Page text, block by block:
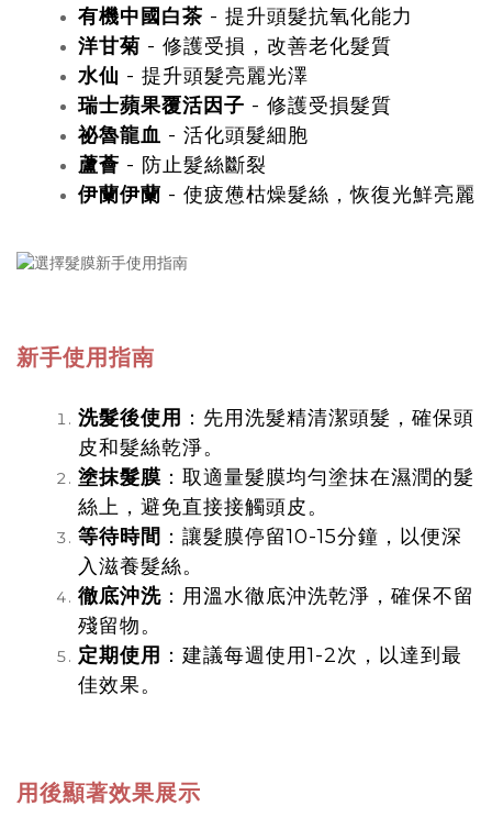
有機中國白茶 - 提升頭髮抗氧化能力
洋甘菊 - 修護受損，改善老化髮質
水仙 - 提升頭髮亮麗光澤
瑞士蘋果覆活因子 - 修護受損髮質
祕魯龍血 - 活化頭髮細胞
蘆薈 - 防止髮絲斷裂
伊蘭伊蘭 - 使疲憊枯燥髮絲，恢復光鮮亮麗
新手使用指南
洗髮後使用 ：先用洗髮精清潔頭髮，確保頭
皮和髮絲乾淨。
塗抹髮膜 ：取適量髮膜均勻塗抹在濕潤的髮
絲上，避免直接接觸頭皮。
等待時間 ：讓髮膜停留10-15分鐘，以便深
入滋養髮絲。
徹底沖洗 ：用溫水徹底沖洗乾淨，確保不留
殘留物。
定期使用 ：建議每週使用1-2次，以達到最
佳效果。
用後顯著效果展示